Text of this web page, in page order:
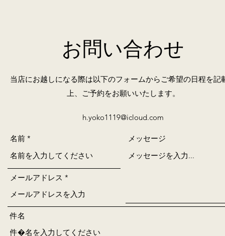
お問い合わせ
当店にお越しになる際は以下のフォームからご希望の日程を記
上、ご予約をお願いいたします。
h.yoko1119@icloud.com
名前
メールアドレス
メッセージ
件名